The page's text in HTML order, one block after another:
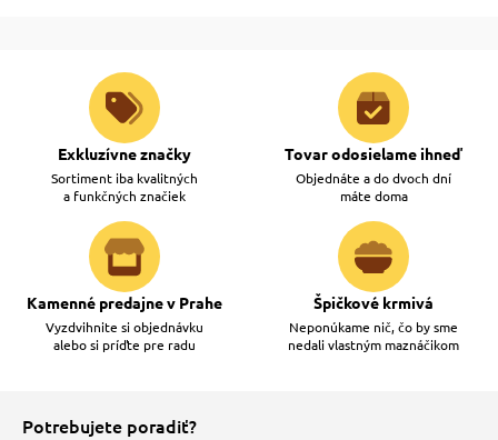
Exkluzívne značky
Sortiment iba kvalitných
a funkčných značiek
Tovar odosielame ihneď
Objednáte a do dvoch dní
máte doma
Kamenné predajne v Prahe
Vyzdvihnite si objednávku
alebo si príďte pre radu
Špičkové krmivá
Neponúkame nič, čo by sme
nedali vlastným maznáčikom
Potrebujete poradiť?